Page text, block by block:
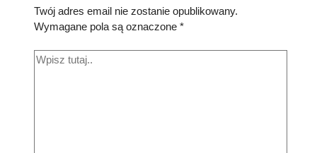
Twój adres email nie zostanie opublikowany.
Wymagane pola są oznaczone*